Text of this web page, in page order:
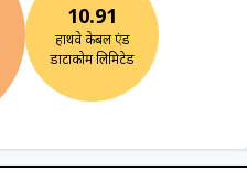
10.91
हाथवे केबल एंड
डाटाकोम लिमिटेड